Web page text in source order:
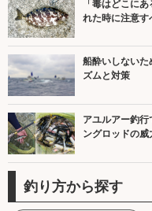
「毒はどこに
れた時に注意す
船酔いしない
ズムと対策
アユルアー釣
ングロッドの威
釣り方から探す